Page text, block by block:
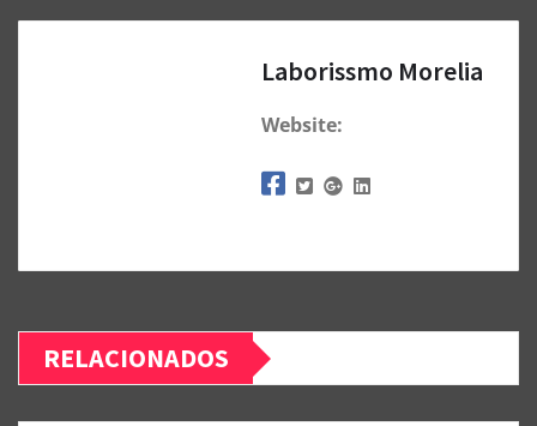
Laborissmo Morelia
Website:
RELACIONADOS